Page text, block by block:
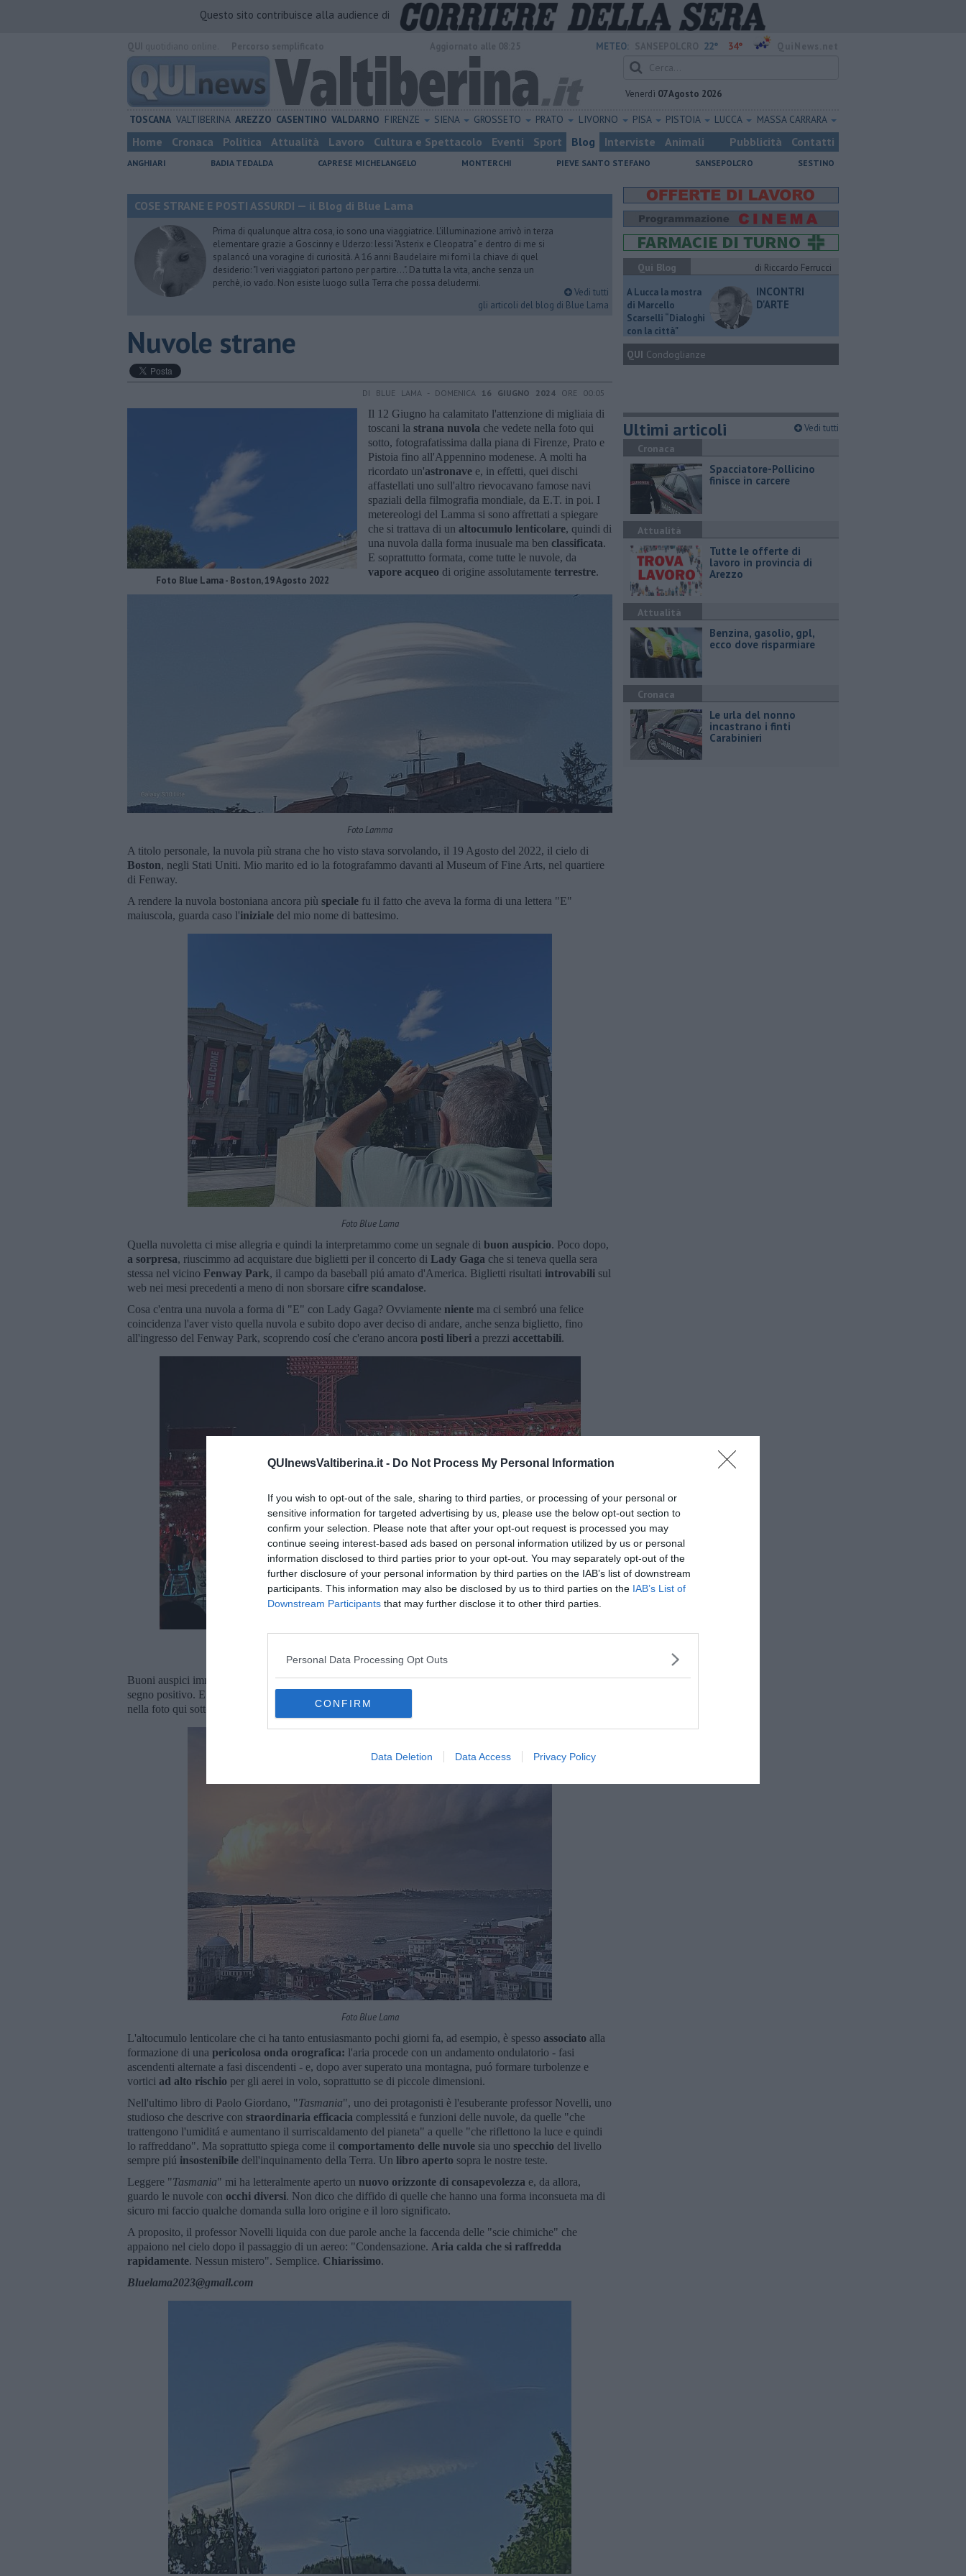
QUInewsValtiberina.it - Do Not Process My Personal Information
If you wish to opt-out of the sale, sharing to third parties, or processing of your personal or
sensitive information for targeted advertising by us, please use the below opt-out section to
confirm your selection. Please note that after your opt-out request is processed you may
continue seeing interest-based ads based on personal information utilized by us or personal
information disclosed to third parties prior to your opt-out. You may separately opt-out of the
further disclosure of your personal information by third parties on the IAB’s list of downstream
participants. This information may also be disclosed by us to third parties on the IAB’s List of
Downstream Participants that may further disclose it to other third parties.
Personal Data Processing Opt Outs
CONFIRM
Data Deletion Data Access Privacy Policy
Questo sito contribuisce alla audience di
METEO: 22° 34°
Venerdì 07 Agosto 2026
TOSCANA VALTIBERINA AREZZO CASENTINO VALDARNO FIRENZE SIENA GROSSETO PRATO LIVORNO PISA PISTOIA LUCCA MASSA CARRARA
Home Cronaca Politica Attualità Lavoro Cultura e Spettacolo Eventi Sport Blog Interviste Animali Pubblicità Contatti
ANGHIARI BADIA TEDALDA CAPRESE MICHELANGELO MONTERCHI PIEVE SANTO STEFANO SANSEPOLCRO SESTINO
COSE STRANE E POSTI ASSURDI — il Blog di Blue Lama
Prima di qualunque altra cosa, io sono una viaggiatrice. L'illuminazione arrivò in terza
elementare grazie a Goscinny e Uderzo: lessi "Asterix e Cleopatra" e dentro di me si
spalancó una voragine di curiosità. A 16 anni Baudelaire mi fornì la chiave di quel
desiderio: "I veri viaggiatori partono per partire...". Da tutta la vita, anche senza un
perchè, io vado. Non esiste luogo sulla Terra che possa deludermi.
Vedi tutti
gli articoli del blog di Blue Lama
Nuvole strane
DI BLUE LAMA - DOMENICA 16 GIUGNO 2024 ORE 00:05
Foto Blue Lama - Boston, 19 Agosto 2022
Il 12 Giugno ha calamitato l'attenzione di migliaia di
toscani la strana nuvola che vedete nella foto qui
sotto, fotografatissima dalla piana di Firenze, Prato e
Pistoia fino all'Appennino modenese. A molti ha
ricordato un'astronave e, in effetti, quei dischi
affastellati uno sull'altro rievocavano famose navi
spaziali della filmografia mondiale, da E.T. in poi. I
metereologi del Lamma si sono affrettati a spiegare
che si trattava di un altocumulo lenticolare, quindi di
una nuvola dalla forma inusuale ma ben classificata.
E soprattutto formata, come tutte le nuvole, da
vapore acqueo di origine assolutamente terrestre.
Foto Lamma
A titolo personale, la nuvola più strana che ho visto stava sorvolando, il 19 Agosto del 2022, il cielo di
Boston, negli Stati Uniti. Mio marito ed io la fotografammo davanti al Museum of Fine Arts, nel quartiere
di Fenway.
A rendere la nuvola bostoniana ancora più speciale fu il fatto che aveva la forma di una lettera "E"
maiuscola, guarda caso l'iniziale del mio nome di battesimo.
Foto Blue Lama
Quella nuvoletta ci mise allegria e quindi la interpretammo come un segnale di buon auspicio. Poco dopo,
a sorpresa, riuscimmo ad acquistare due biglietti per il concerto di Lady Gaga che si teneva quella sera
stessa nel vicino Fenway Park, il campo da baseball piú amato d'America. Biglietti risultati introvabili sul
web nei mesi precedenti a meno di non sborsare cifre scandalose.
Cosa c'entra una nuvola a forma di "E" con Lady Gaga? Ovviamente niente ma ci sembró una felice
coincidenza l'aver visto quella nuvola e subito dopo aver deciso di andare, anche senza biglietto, fino
all'ingresso del Fenway Park, scoprendo cosí che c'erano ancora posti liberi a prezzi accettabili.
Buoni auspici immaginari a parte, a volte le nuvole, pur avendo un bellissimo aspetto,non sono affattoun
segno positivo. E non sto parlando di quelle gonfie e scure che annunciano l'arrivo di una tempesta come
nella foto qui sotto, scattata a Istanbul l'8 Gennaio scorso.
Foto Blue Lama
L'altocumulo lenticolare che ci ha tanto entusiasmanto pochi giorni fa, ad esempio, è spesso associato alla
formazione di una pericolosa onda orografica: l'aria procede con un andamento ondulatorio - fasi
ascendenti alternate a fasi discendenti - e, dopo aver superato una montagna, puó formare turbolenze e
vortici ad alto rischio per gli aerei in volo, soprattutto se di piccole dimensioni.
Nell'ultimo libro di Paolo Giordano, "Tasmania", uno dei protagonisti è l'esuberante professor Novelli, uno
studioso che descrive con straordinaria efficacia complessitá e funzioni delle nuvole, da quelle "che
trattengono l'umiditá e aumentano il surriscaldamento del pianeta" a quelle "che riflettono la luce e quindi
lo raffreddano". Ma soprattutto spiega come il comportamento delle nuvole sia uno specchio del livello
sempre piú insostenibile dell'inquinamento della Terra. Un libro aperto sopra le nostre teste.
Leggere "Tasmania" mi ha letteralmente aperto un nuovo orizzonte di consapevolezza e, da allora,
guardo le nuvole con occhi diversi. Non dico che diffido di quelle che hanno una forma inconsueta ma di
sicuro mi faccio qualche domanda sulla loro origine e il loro significato.
A proposito, il professor Novelli liquida con due parole anche la faccenda delle "scie chimiche" che
appaiono nel cielo dopo il passaggio di un aereo: "Condensazione. Aria calda che si raffredda
rapidamente. Nessun mistero". Semplice. Chiarissimo.
Bluelama2023@gmail.com
Qui Blog
di Riccardo Ferrucci
A Lucca la mostra
di Marcello
Scarselli “Dialoghi
con la città"
INCONTRI
D'ARTE
QUI Condoglianze
Ultimi articoli Vedi tutti
Cronaca
Spacciatore-Pollicino
finisce in carcere
Attualità
​Tutte le offerte di
lavoro in provincia di
Arezzo
Attualità
​Benzina, gasolio, gpl,
ecco dove risparmiare
Cronaca
Le urla del nonno
incastrano i finti
Carabinieri